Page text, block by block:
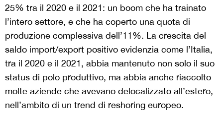
25% tra il 2020 e il 2021: un boom che ha trainato
l’intero settore, e che ha coperto una quota di
produzione complessiva dell’11%. La crescita del
saldo import/export positivo evidenzia come l’Italia,
tra il 2020 e il 2021, abbia mantenuto non solo il suo
status di polo produttivo, ma abbia anche riaccolto
molte aziende che avevano delocalizzato all’estero,
nell’ambito di un trend di reshoring europeo.